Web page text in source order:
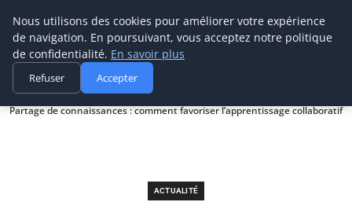
Prospection Pro
Accueil
Actualité
Partage de connaissances : comment favoriser l’apprentissage collaboratif
ACTUALITÉ
Nous utilisons des cookies pour améliorer votre expérience
de navigation. En poursuivant, vous acceptez notre politique
de confidentialité. En savoir plus
Refuser Accepter